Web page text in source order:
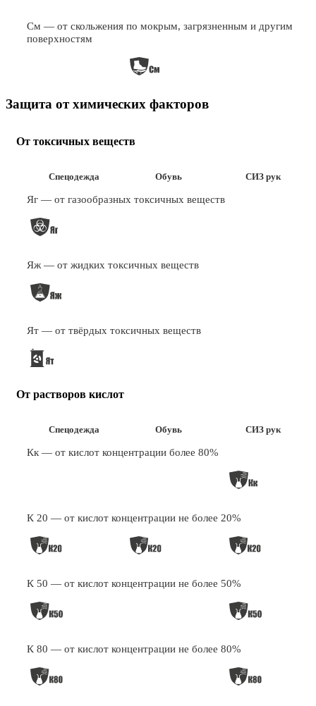
См — от скольжения по мокрым, загрязненным и другим
поверхностям
Защита от химических факторов
От токсичных веществ
Спецодежда Обувь СИЗ рук
Яг — от газообразных токсичных веществ
Яж — от жидких токсичных веществ
Ят — от твёрдых токсичных веществ
От растворов кислот
Спецодежда Обувь СИЗ рук
Кк — от кислот концентрации более 80%
К 20 — от кислот концентрации не более 20%
К 50 — от кислот концентрации не более 50%
К 80 — от кислот концентрации не более 80%